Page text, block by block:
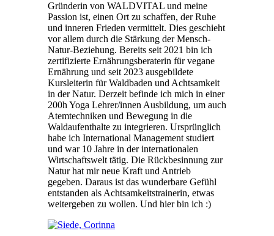
Gründerin von WALDVITAL und meine
Passion ist, einen Ort zu schaffen, der Ruhe
und inneren Frieden vermittelt. Dies geschieht
vor allem durch die Stärkung der Mensch-
Natur-Beziehung. Bereits seit 2021 bin ich
zertifizierte Ernährungsberaterin für vegane
Ernährung und seit 2023 ausgebildete
Kursleiterin für Waldbaden und Achtsamkeit
in der Natur. Derzeit befinde ich mich in einer
200h Yoga Lehrer/innen Ausbildung, um auch
Atemtechniken und Bewegung in die
Waldaufenthalte zu integrieren. Ursprünglich
habe ich International Management studiert
und war 10 Jahre in der internationalen
Wirtschaftswelt tätig. Die Rückbesinnung zur
Natur hat mir neue Kraft und Antrieb
gegeben. Daraus ist das wunderbare Gefühl
entstanden als Achtsamkeitstrainerin, etwas
weitergeben zu wollen. Und hier bin ich :)